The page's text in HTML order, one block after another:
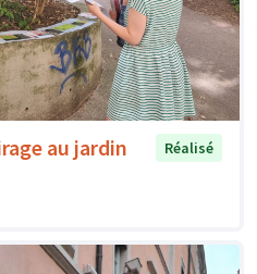
au jardin
Réalisé